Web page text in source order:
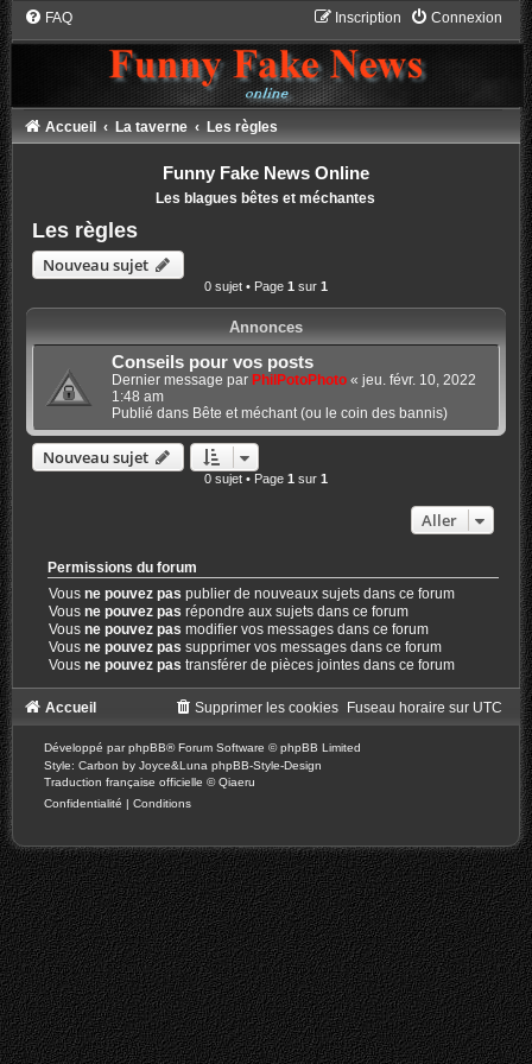
FAQ Connexion
Inscription
Accueil La taverne Les règles
Funny Fake News Online
Les blagues bêtes et méchantes
Les règles
Nouveau sujet
0 sujet • Page 1 sur 1
Annonces
Conseils pour vos posts
Dernier message par PhilPotoPhoto« jeu. févr. 10, 2022
1:48 am
Publié dans Bête et méchant (ou le coin des bannis)
Nouveau sujet
0 sujet • Page 1 sur 1
Aller
Permissions du forum
Vousne pouvez pas publier de nouveaux sujets dans ce forum
Vousne pouvez pas répondre aux sujets dans ce forum
Vousne pouvez pas modifier vos messages dans ce forum
Vousne pouvez pas supprimer vos messages dans ce forum
Vousne pouvez pas transférer de pièces jointes dans ce forum
Accueil Fuseau horaire sur UTC
Supprimer les cookies
Développé parphpBB® Forum Software © phpBB Limited
Style: Carbon by Joyce&Luna phpBB-Style-Design
Traduction française officielle ©Qiaeru
Confidentialité | Conditions